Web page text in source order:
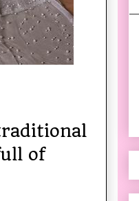
of